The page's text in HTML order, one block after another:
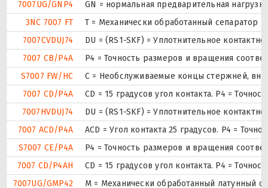
7007UG/GNP4
GN = нормальная предварительная
3NC 7007 FT
T = Механически обработанный сепаратор
7007CVDUJ74
DU = (RS1-SKF) = Уплотнительное
7007 CB/P4A
P4 = Точность размеров и вращения
S7007 FW/HC
С = Необслуживаемые концы стержней,
7007 CD/P4A
CD = 15 градусов угол контакта. P4 =
7007HVDUJ74
DU = (RS1-SKF) = Уплотнительное
7007 ACD/P4A
ACD = Угол контакта 25 градусов. P4 =
S7007 CE/P4A
P4 = Точность размеров и вращения
7007 CD/P4AH
CD = 15 градусов угол контакта. P4 =
7007UG/GMP42
М = Механически обработанный латунный